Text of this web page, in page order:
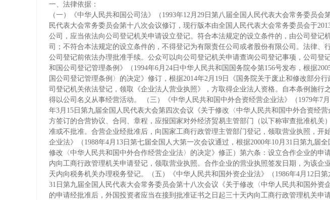
一、法律依据：
（一）《中华人民共和国公司法》（1993年12月29日第八届全国人民代表大会常务委员会
民代表大会常务委员会第十八次会议修订，现行版本由全国人民代表大会常务委员会于
公司，应当依法向公司登记机关申请设立登记。符合本法规定的设立条件的，由公司登记
司；不符合本法规定的设立条件的，不得登记为有限责任公司或者股份有限公司。法律、
公司登记前依法办理批准手续。公众可以向公司登记机关申请查询公司登记事项，公司登
和国公司登记管理条例》（1994年6月24日中华人民共和国国务院令第156号发布，根据
国公司登记管理条例〉的决定》修订，根据2014年2月19日《国务院关于废止和修改部分
司登记机关依法登记，领取《企业法人营业执照》，方取得企业法人资格。自本条例施行
得以公司名义从事经营活动。 （三）《中华人民共和国中外合资经营企业法》（1979年7
年3月15日第九届全国人民代表大会第四次会议《关于修改〈中华人民共和国中外合资经
方签订的合营协议、合同、章程，应报国家对外经济贸易主管部门（以下称审查批准机关
准或不批准。合营企业经批准后，向国家工商行政管理主管部门登记，领取营业执照，开
企业法》（1988年4月13日第七届全国人大第一次会议通过，根据2000年10月31日第九届
修改〈中华人民共和国中外合作经营企业法〉的决定》修正）第六条：设立合作企业的申
内向工商行政管理机关申请登记，领取营业执照。合作企业的营业执照签发日期，为该企
天内向税务机关办理税务登记。（五）《中华人民共和国外资企业法》（1986年4月12日
31日第九届全国人民代表大会常务委员会第十八次会议《关于修改〈中华人民共和国外资
的申请经批准后，外国投资者应当在接到批准证书之日起三十天内向工商行政管理机关申